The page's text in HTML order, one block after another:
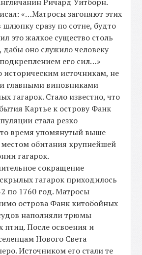
«…Матросы загоняют этих
сразу по сотне, будто
это жалкое существо столь
оно служило человеку
его сил…»
историческим источникам, не
главными виновниками
гагарок. Стало известно, что
Картье к острову Фанк
стала резко
время упомянутый выше
местом обитания крупнейшей
гагарок.
сокращение
гагарок приходилось
по 1760 год. Матросы
острова Фанк китобойных
наполняли трюмы
птиц. После освоения и
Нового Света
Источником его стали те